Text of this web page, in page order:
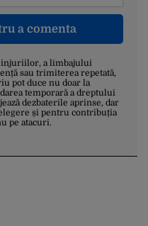
a comenta
injuriilor, a limbajului
sau trimiterea repetată,
pot duce nu doar la
temporară a dreptului
dezbaterile aprinse, dar
și pentru contribuția
pe atacuri.